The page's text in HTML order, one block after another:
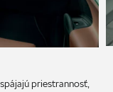
priestrannosť,